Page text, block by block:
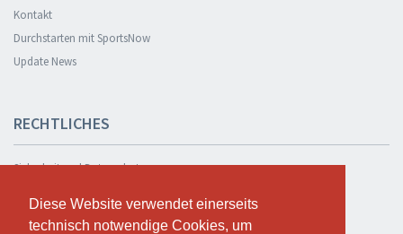
Diese Website verwendet einerseits
technisch notwendige Cookies, um
Diese Website verwendet einerseits
technisch notwendige Cookies, um
Kontakt
Durchstarten mit SportsNow
Update News
RECHTLICHES
Sicherheit und Datenschutz